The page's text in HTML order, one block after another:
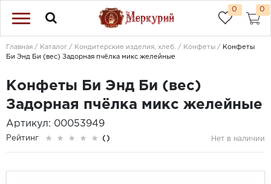
0 0
Главная Каталог Кондитерские изделия, хлеб. Конфеты
Конфеты
Би Энд Би (вес) Задорная пчёлка микс желейные
Конфеты Би Энд Би (вес)
Задорная пчёлка микс желейные
Артикул: 00053949
Рейтинг () Нет в наличии